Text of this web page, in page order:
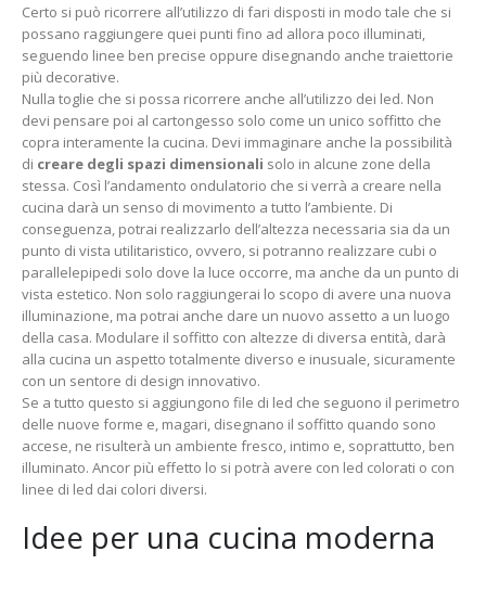
Certo si può ricorrere all’utilizzo di fari disposti in modo tale che si
possano raggiungere quei punti fino ad allora poco illuminati,
seguendo linee ben precise oppure disegnando anche traiettorie
più decorative.
Nulla toglie che si possa ricorrere anche all’utilizzo dei led. Non
devi pensare poi al cartongesso solo come un unico soffitto che
copra interamente la cucina. Devi immaginare anche la possibilità
di creare degli spazi dimensionali solo in alcune zone della
stessa. Così l’andamento ondulatorio che si verrà a creare nella
cucina darà un senso di movimento a tutto l’ambiente. Di
conseguenza, potrai realizzarlo dell’altezza necessaria sia da un
punto di vista utilitaristico, ovvero, si potranno realizzare cubi o
parallelepipedi solo dove la luce occorre, ma anche da un punto di
vista estetico. Non solo raggiungerai lo scopo di avere una nuova
illuminazione, ma potrai anche dare un nuovo assetto a un luogo
della casa. Modulare il soffitto con altezze di diversa entità, darà
alla cucina un aspetto totalmente diverso e inusuale, sicuramente
con un sentore di design innovativo.
Se a tutto questo si aggiungono file di led che seguono il perimetro
delle nuove forme e, magari, disegnano il soffitto quando sono
accese, ne risulterà un ambiente fresco, intimo e, soprattutto, ben
illuminato. Ancor più effetto lo si potrà avere con led colorati o con
linee di led dai colori diversi.
Idee per una cucina moderna